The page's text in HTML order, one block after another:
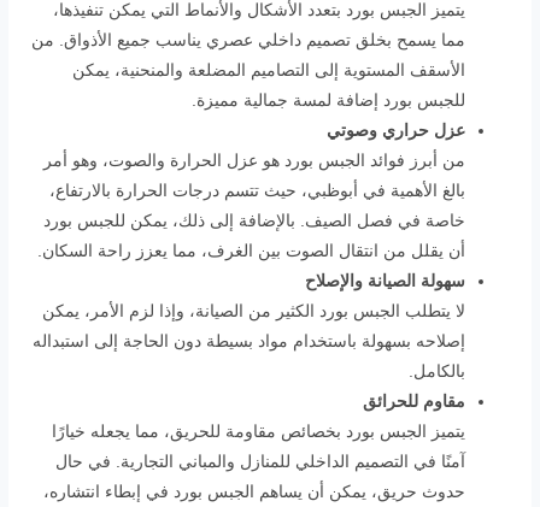
يتميز الجبس بورد بتعدد الأشكال والأنماط التي يمكن تنفيذها،
مما يسمح بخلق تصميم داخلي عصري يناسب جميع الأذواق. من
الأسقف المستوية إلى التصاميم المضلعة والمنحنية، يمكن
للجبس بورد إضافة لمسة جمالية مميزة.
عزل حراري وصوتي
من أبرز فوائد الجبس بورد هو عزل الحرارة والصوت، وهو أمر
بالغ الأهمية في أبوظبي، حيث تتسم درجات الحرارة بالارتفاع،
خاصة في فصل الصيف. بالإضافة إلى ذلك، يمكن للجبس بورد
أن يقلل من انتقال الصوت بين الغرف، مما يعزز راحة السكان.
سهولة الصيانة والإصلاح
لا يتطلب الجبس بورد الكثير من الصيانة، وإذا لزم الأمر، يمكن
إصلاحه بسهولة باستخدام مواد بسيطة دون الحاجة إلى استبداله
بالكامل.
مقاوم للحرائق
يتميز الجبس بورد بخصائص مقاومة للحريق، مما يجعله خيارًا
آمنًا في التصميم الداخلي للمنازل والمباني التجارية. في حال
حدوث حريق، يمكن أن يساهم الجبس بورد في إبطاء انتشاره،